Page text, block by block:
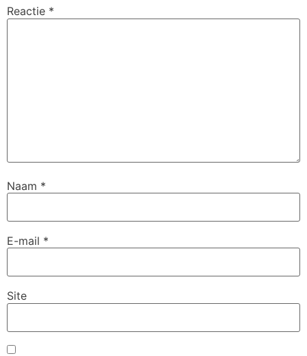
Reactie *
Naam *
E-mail *
Site